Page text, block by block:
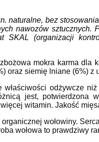
naturalne, bez
nawozów
SKAL (organizacji
mokra karma dla
oraz siemię lniane (6%)
odżywcze
jest, potwierdzona
witamin. Jakość
wołowiny.
wołowa to prawdziwy